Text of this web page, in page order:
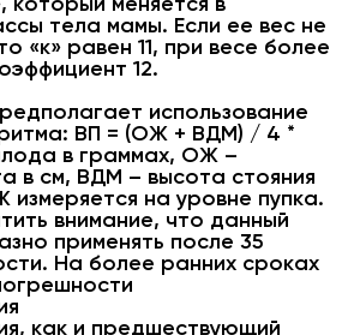
тела мамы. Если ее вес не
«к» равен 11, при весе более
12.
использование
ВП = (ОЖ + ВДМ) / 4 *
в граммах, ОЖ –
в см, ВДМ – высота стояния
на уровне пупка.
внимание, что данный
применять после 35
На более ранних сроках
как и предшествующий